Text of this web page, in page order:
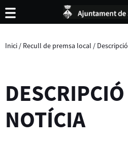
Inici / Recull de premsa local /
NOTÍCIA